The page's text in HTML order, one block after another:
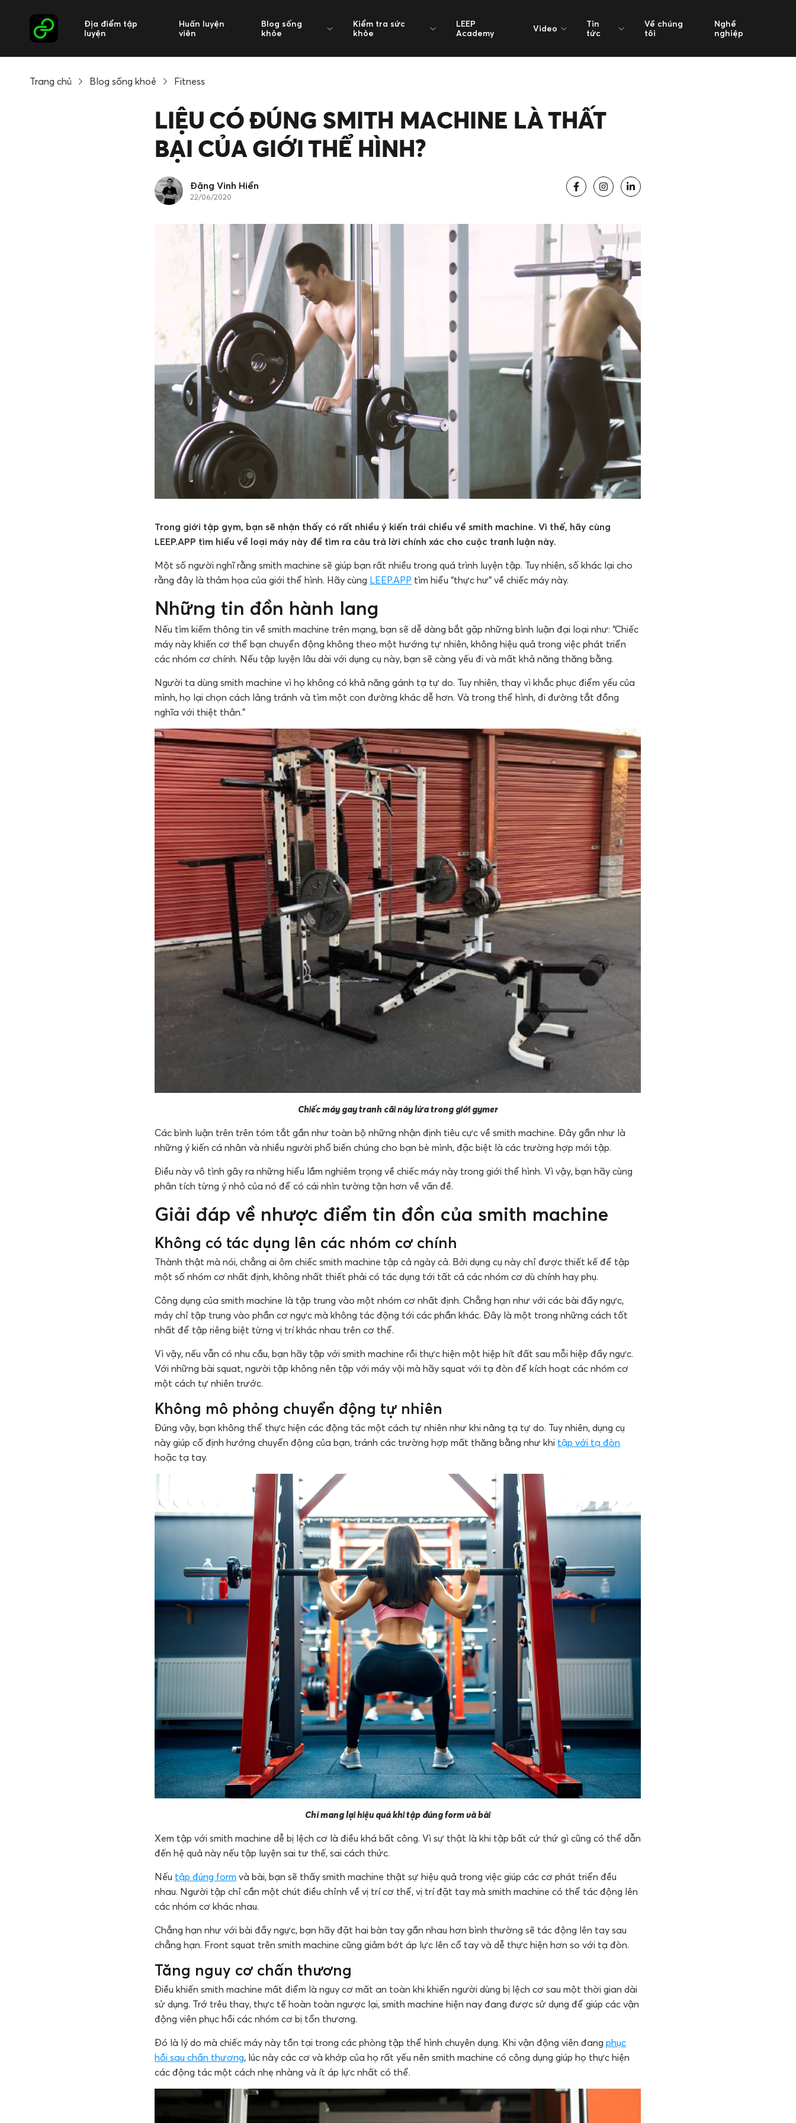
Địa điểm tập
luyện
Huấn luyện
viên
Blog sống
khỏe
Kiểm tra sức
khỏe
LEEP
Academy
Video
Tin
tức
Về chúng
tôi
Nghề
nghiệp
Trang chủ Blog sống khoẻ Fitness
LIỆU CÓ ĐÚNG SMITH MACHINE LÀ THẤT
BẠI CỦA GIỚI THỂ HÌNH?
Đặng Vinh Hiển
22/06/2020
Trong giới tập gym, bạn sẽ nhận thấy có rất nhiều ý kiến trái chiều về smith machine. Vì thế, hãy cùng
LEEP.APP tìm hiểu về loại máy này để tìm ra câu trả lời chính xác cho cuộc tranh luận này.
Một số người nghĩ rằng smith machine sẽ giúp bạn rất nhiều trong quá trình luyện tập. Tuy nhiên, số khác lại cho
rằng đây là thảm họa của giới thể hình. Hãy cùng LEEP.APP tìm hiểu “thực hư” về chiếc máy này.
Những tin đồn hành lang
Nếu tìm kiếm thông tin về smith machine trên mạng, bạn sẽ dễ dàng bắt gặp những bình luận đại loại như: “Chiếc
máy này khiến cơ thể bạn chuyển động không theo một hướng tự nhiên, không hiệu quả trong việc phát triển
các nhóm cơ chính. Nếu tập luyện lâu dài với dụng cụ này, bạn sẽ càng yếu đi và mất khả năng thăng bằng.
Người ta dùng smith machine vì họ không có khả năng gánh tạ tự do. Tuy nhiên, thay vì khắc phục điểm yếu của
mình, họ lại chọn cách lảng tránh và tìm một con đường khác dễ hơn. Và trong thể hình, đi đường tắt đồng
nghĩa với thiệt thân.”
Chiếc máy gay tranh cãi nảy lửa trong giới gymer
Các bình luận trên trên tóm tắt gần như toàn bộ những nhận định tiêu cực về smith machine. Đây gần như là
những ý kiến cá nhân và nhiều người phổ biến chúng cho bạn bè mình, đặc biệt là các trường hợp mới tập.
Điều này vô tình gây ra những hiểu lầm nghiêm trọng về chiếc máy này trong giới thể hình. Vì vậy, bạn hãy cùng
phân tích từng ý nhỏ của nó để có cái nhìn tường tận hơn về vấn đề.
Giải đáp về nhược điểm tin đồn của smith machine
Không có tác dụng lên các nhóm cơ chính
Thành thật mà nói, chẳng ai ôm chiếc smith machine tập cả ngày cả. Bởi dụng cụ này chỉ được thiết kế để tập
một số nhóm cơ nhất định, không nhất thiết phải có tác dụng tới tất cả các nhóm cơ dù chính hay phụ.
Công dụng của smith machine là tập trung vào một nhóm cơ nhất định. Chẳng hạn như với các bài đẩy ngực,
máy chỉ tập trung vào phần cơ ngực mà không tác động tới các phần khác. Đây là một trong những cách tốt
nhất để tập riêng biệt từng vị trí khác nhau trên cơ thể.
Vì vậy, nếu vẫn có nhu cầu, bạn hãy tập với smith machine rồi thực hiện một hiệp hít đất sau mỗi hiệp đẩy ngực.
Với những bài squat, người tập không nên tập với máy vội mà hãy squat với tạ đòn để kích hoạt các nhóm cơ
một cách tự nhiên trước.
Không mô phỏng chuyển động tự nhiên
Đúng vậy, bạn không thể thực hiện các động tác một cách tự nhiên như khi nâng tạ tự do. Tuy nhiên, dụng cụ
này giúp cố định hướng chuyển động của bạn, tránh các trường hợp mất thăng bằng như khi tập với tạ đòn
hoặc tạ tay.
Chỉ mang lại hiệu quả khi tập đúng form và bài
Xem tập với smith machine dễ bị lệch cơ là điều khá bất công. Vì sự thật là khi tập bất cứ thứ gì cũng có thể dẫn
đến hệ quả này nếu tập luyện sai tư thế, sai cách thức.
Nếu tập đúng form và bài, bạn sẽ thấy smith machine thật sự hiệu quả trong việc giúp các cơ phát triển đều
nhau. Người tập chỉ cần một chút điều chỉnh về vị trí cơ thể, vị trí đặt tay mà smith machine có thể tác động lên
các nhóm cơ khác nhau.
Chẳng hạn như với bài đẩy ngực, bạn hãy đặt hai bàn tay gần nhau hơn bình thường sẽ tác động lên tay sau
chẳng hạn. Front squat trên smith machine cũng giảm bớt áp lực lên cổ tay và dễ thực hiện hơn so với tạ đòn.
Tăng nguy cơ chấn thương
Điều khiến smith machine mất điểm là nguy cơ mất an toàn khi khiến người dùng bị lệch cơ sau một thời gian dài
sử dụng. Trớ trêu thay, thực tế hoàn toàn ngược lại, smith machine hiện nay đang được sử dụng để giúp các vận
động viên phục hồi các nhóm cơ bị tổn thương.
Đó là lý do mà chiếc máy này tồn tại trong các phòng tập thể hình chuyên dụng. Khi vận động viên đangphục
hồi sau chấn thương, lúc này các cơ và khớp của họ rất yếu nên smith machine có công dụng giúp họ thực hiện
các động tác một cách nhẹ nhàng và ít áp lực nhất có thể.